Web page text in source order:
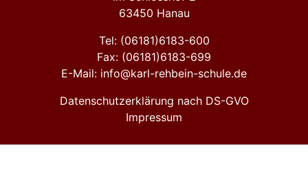
63450 Hanau
Tel: (06181)6183-600
Fax: (06181)6183-699
E-Mail: info@karl-rehbein-schule.de
Datenschutzerklärung nach DS-GVO
Impressum